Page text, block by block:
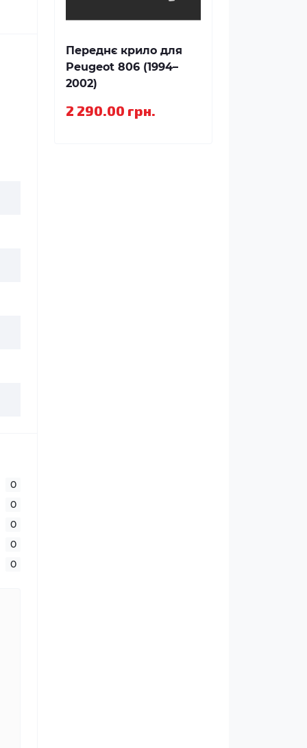
0
0
0
0
0
Переднє крило для
Peugeot 806 (1994–
2002)
2 290.00 грн.